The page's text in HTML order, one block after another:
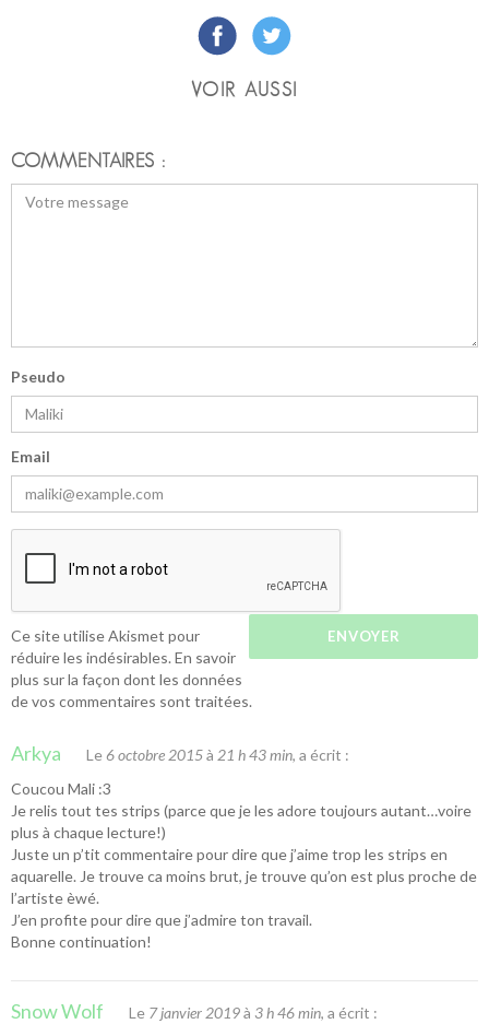
VOIR AUSSI
COMMENTAIRES :
Pseudo
Email
Ce site utilise Akismet pour
réduire les indésirables. En savoir
plus sur la façon dont les données
de vos commentaires sont traitées.
Arkya Le6 octobre 2015à 21 h 43 min, a écrit :
Coucou Mali :3
Je relis tout tes strips (parce que je les adore toujours autant…voire
plus à chaque lecture!)
Juste un p’tit commentaire pour dire que j’aime trop les strips en
aquarelle. Je trouve ca moins brut, je trouve qu’on est plus proche de
l’artiste èwé.
J’en profite pour dire que j’admire ton travail.
Bonne continuation!
Snow Wolf Le 7 janvier 2019à 3 h 46 min, a écrit :